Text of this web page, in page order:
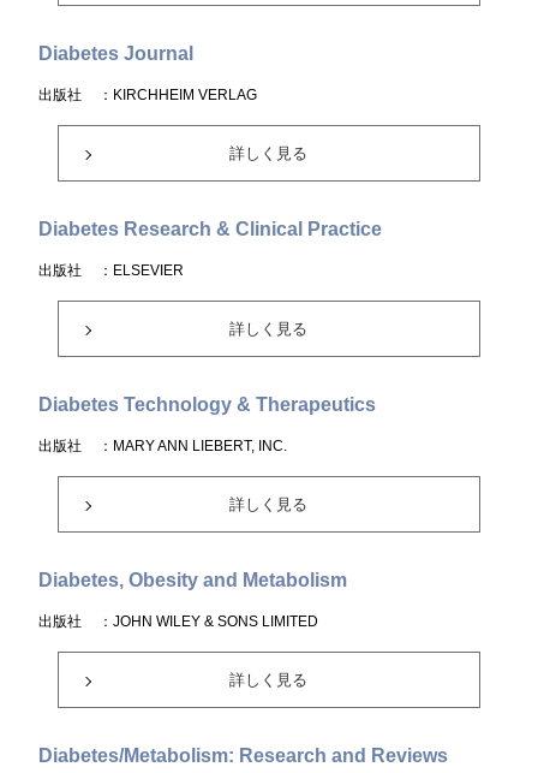
Diabetes Journal
出版社 ：KIRCHHEIM VERLAG
詳しく見る
Diabetes Research & Clinical Practice
出版社 ：ELSEVIER
詳しく見る
Diabetes Technology & Therapeutics
出版社 ：MARY ANN LIEBERT, INC.
詳しく見る
Diabetes, Obesity and Metabolism
出版社 ：JOHN WILEY & SONS LIMITED
詳しく見る
Diabetes/Metabolism: Research and Reviews